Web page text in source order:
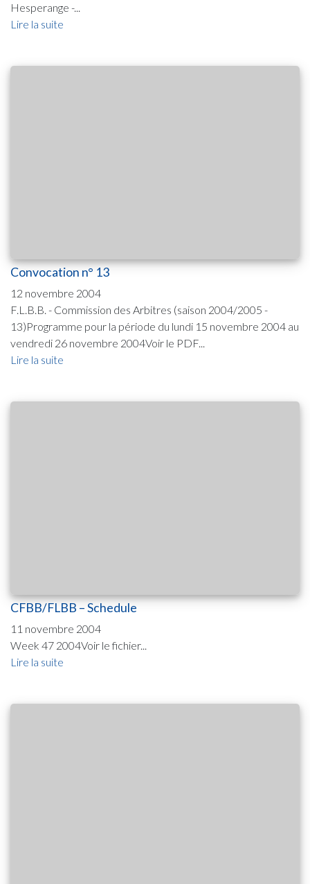
Hesperange -...
Lire la suite
Convocation n° 13
12 novembre 2004
F.L.B.B. - Commission des Arbitres (saison 2004/2005 -
13)Programme pour la période du lundi 15 novembre 2004 au
vendredi 26 novembre 2004Voir le PDF...
Lire la suite
CFBB/FLBB – Schedule
11 novembre 2004
Week 47 2004Voir le fichier...
Lire la suite